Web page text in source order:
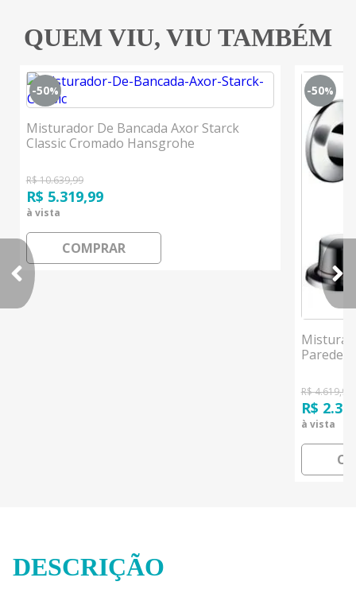
QUEM VIU, VIU TAMBÉM
-50%
Misturador De Bancada Axor Starck
Classic Cromado Hansgrohe
R$ 10.639,99
R$ 5.319,99
à vista
COMPRAR
-50%
Parede
R$ 4.619,99
R$
à vista
DESCRIÇÃO